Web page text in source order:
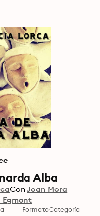
Alba
Con Joan Mora
Egmont
FormatoCategoría